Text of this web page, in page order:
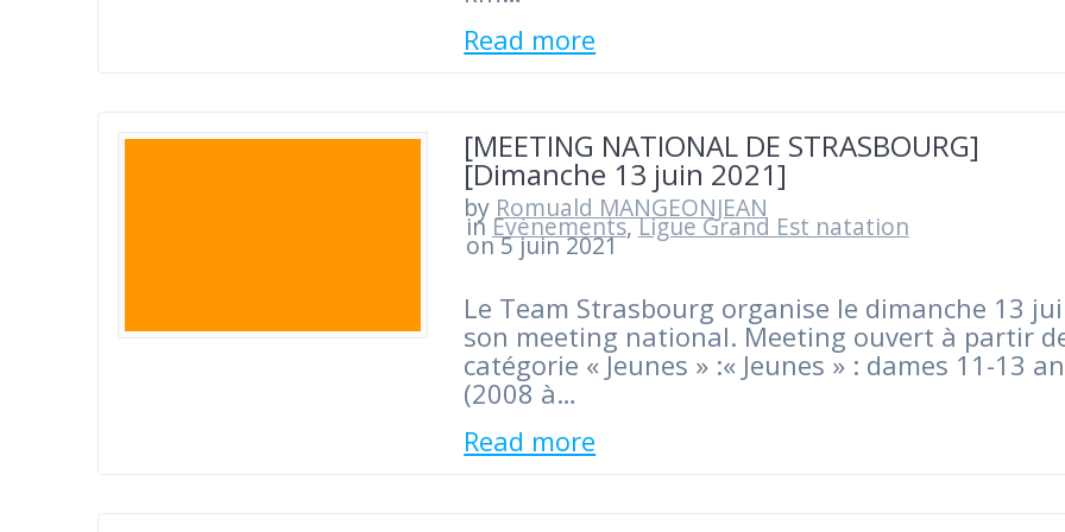
Read more
[MEETING NATIONAL DE STRASBOURG]
[Dimanche 13 juin 2021]
by Romuald MANGEONJEAN
in Evènements,Ligue Grand Est natation
on 5 juin 2021
Le Team Strasbourg organise le dimanche 13
son meeting national. Meeting ouvert à partir
catégorie « Jeunes » :« Jeunes » : dames 11-13
(2008 à…
Read more